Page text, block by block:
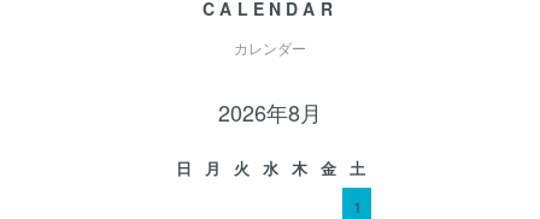
CALENDAR
カレンダー
2026年8月
日 月 火 水 木 金
土
1